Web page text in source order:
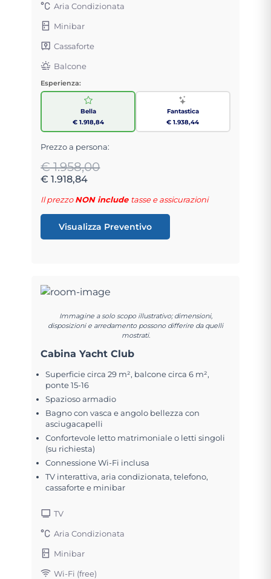
Aria Condizionata
Minibar
Cassaforte
Balcone
Esperienza:
Bella
€ 1.918,84
Fantastica
€ 1.938,44
Prezzo a persona:
€ 1.958,00
€ 1.918,84
Il prezzoNON include tasse e assicurazioni
Visualizza Preventivo
Immagine a solo scopo illustrativo; dimensioni,
disposizioni e arredamento possono differire da quelli
mostrati.
Cabina Yacht Club
Superficie circa 29 m², balcone circa 6 m²,
ponte 15-16
Spazioso armadio
Bagno con vasca e angolo bellezza con
asciugacapelli
Confortevole letto matrimoniale o letti singoli
(su richiesta)
Connessione Wi-Fi inclusa
TV interattiva, aria condizionata, telefono,
cassaforte e minibar
TV
Aria Condizionata
Minibar
Wi-Fi (free)